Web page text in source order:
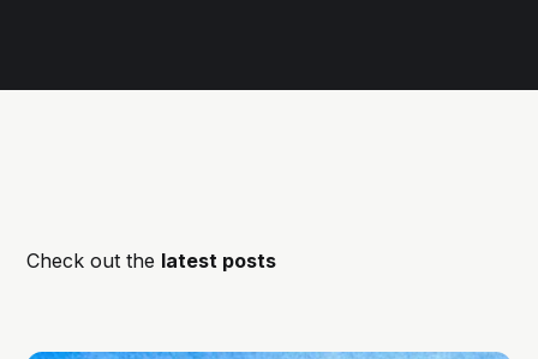
Check out the latest posts